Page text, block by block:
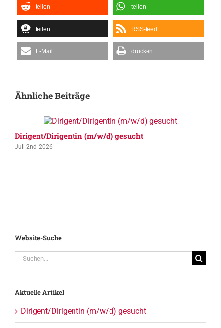
teilen teilen
teilen RSS-feed
E-Mail drucken
Ähnliche Beiträge
Dirigent/Dirigentin (m/w/d) gesucht
Juli 2nd, 2026
Website-Suche
Suche
nach:
Aktuelle Artikel
Dirigent/Dirigentin (m/w/d) gesucht